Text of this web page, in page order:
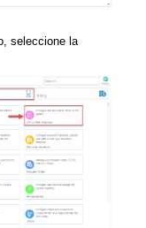
seleccione la